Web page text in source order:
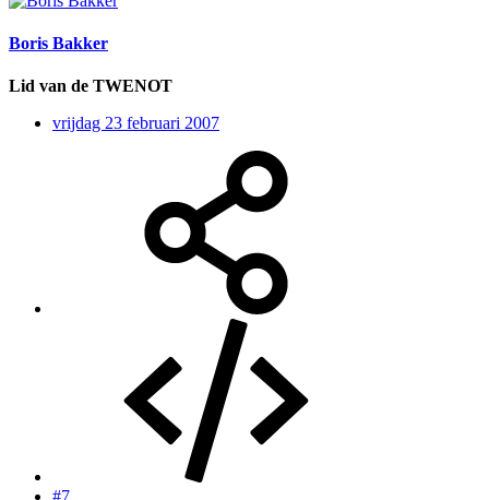
Boris Bakker
Lid van de TWENOT
vrijdag 23 februari 2007
#7